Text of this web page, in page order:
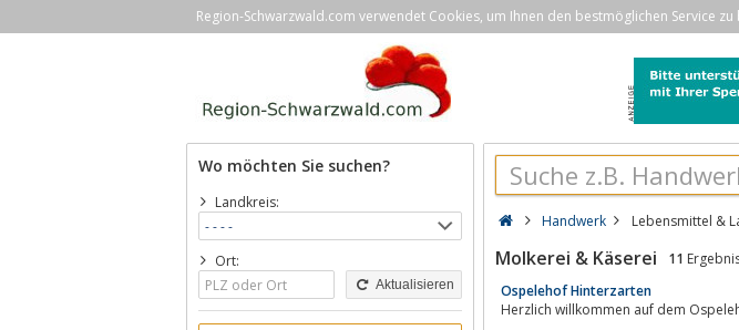
Region-Schwarzwald.com verwendet Cookies, um Ihnen den bestmöglichen Service
Wo möchten Sie suchen?
Landkreis:
Ort:
Aktualisieren
Handwerk Lebensmittel &
Molkerei & Käserei 11
Ospelehof Hinterzarten
Herzlich willkommen auf dem